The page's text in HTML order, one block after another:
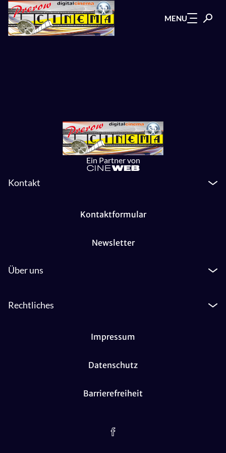
Zum Hauptinhalt springen MENU
Ein Partner von
Kontakt
Kontaktformular
Newsletter
Über uns
Rechtliches
Impressum
Datenschutz
Barrierefreiheit